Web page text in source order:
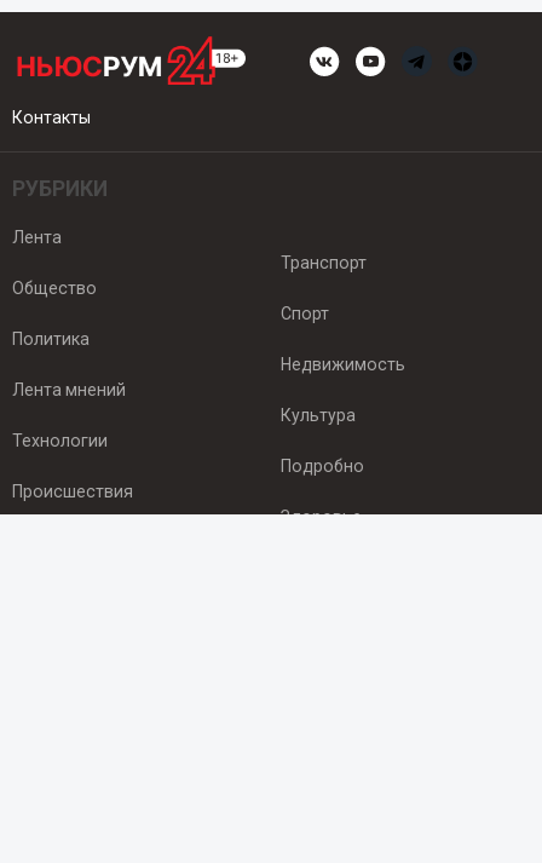
Контакты
РУБРИКИ
Лента
Общество
Политика
Лента мнений
Технологии
Происшествия
Транспорт
Спорт
Недвижимость
Культура
Подробно
Здоровье